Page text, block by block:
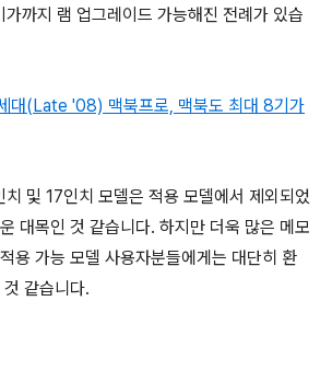
까지 램 업그레이드 가능해진 전례가 있습
대(Late '08) 맥북프로, 맥북도 최대 8기가
및 17인치 모델은 적용 모델에서 제외되었
대목인 것 같습니다. 하지만 더욱 많은 메모
용 가능 모델 사용자분들에게는 대단히 환
같습니다.